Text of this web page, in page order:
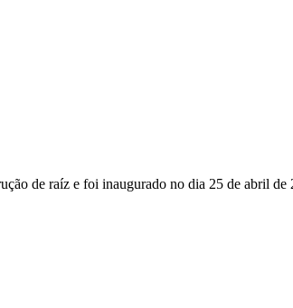
de raíz e foi inaugurado no dia 25 de abril de